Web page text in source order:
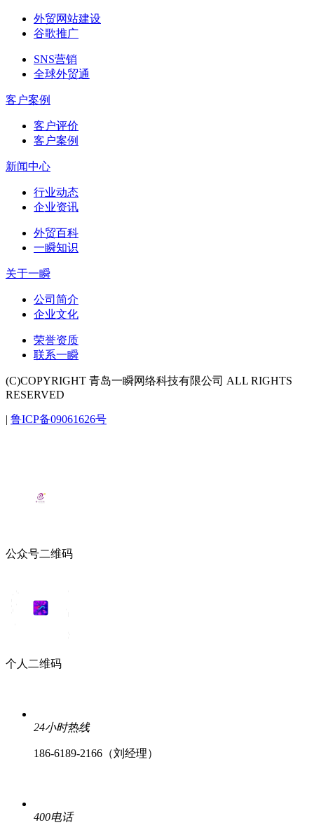
外贸网站建设
谷歌推广
SNS营销
全球外贸通
客户案例
客户评价
客户案例
新闻中心
行业动态
企业资讯
外贸百科
一瞬知识
关于一瞬
公司简介
企业文化
荣誉资质
联系一瞬
(C)COPYRIGHT 青岛一瞬网络科技有限公司 ALL RIGHTS
RESERVED
| 鲁ICP备09061626号
公众号二维码
个人二维码
24小时热线
186-6189-2166（刘经理）
400电话